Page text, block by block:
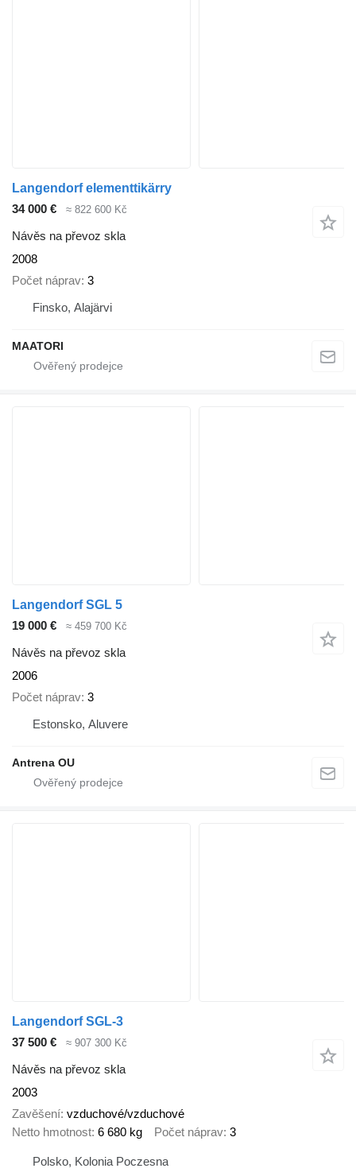
Langendorf elementtikärry
34 000 €
≈ 822 600 Kč
Návěs na převoz skla
2008
Počet náprav 3
Finsko, Alajärvi
MAATORI
Langendorf SGL 5
19 000 €
≈ 459 700 Kč
Návěs na převoz skla
2006
Počet náprav 3
Estonsko, Aluvere
Antrena OU
Langendorf SGL-3
37 500 €
≈ 907 300 Kč
Návěs na převoz skla
2003
Zavěšení vzduchové/vzduchové
Netto hmotnost 6 680 kg Počet náprav 3
Polsko, Kolonia Poczesna